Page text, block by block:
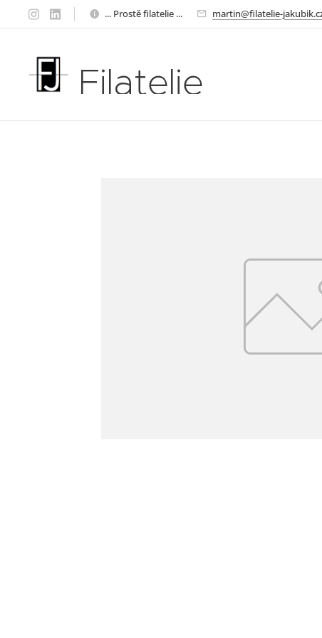
... Prostě filatelie ... martin@filatelie-
Filatelie